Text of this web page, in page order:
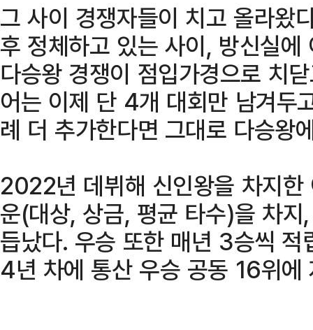
그 사이 경쟁자들이 치고 올라왔
후 정체하고 있는 사이, 방신실
다승왕 경쟁이 점입가경으로 치
어는 이제 단 4개 대회만 남겨두
례 더 추가한다면 그대로 다승왕
2022년 데뷔해 신인왕을 차지한
운(대상, 상금, 평균 타수)을 차
듭났다. 우승 또한 매년 3승씩
4년 차에 통산 우승 공동 16위에